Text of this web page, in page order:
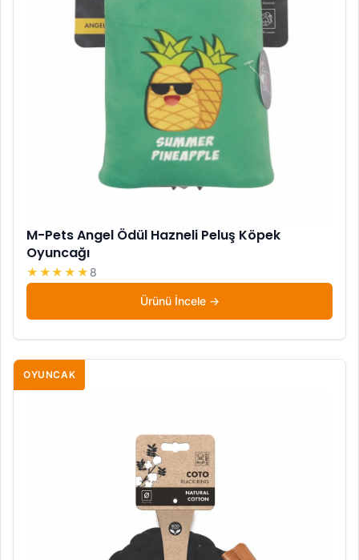
M-Pets Angel Ödül Hazneli Peluş Köpek
Oyuncağı
★★★★★ 8
Ürünü İncele
OYUNCAK